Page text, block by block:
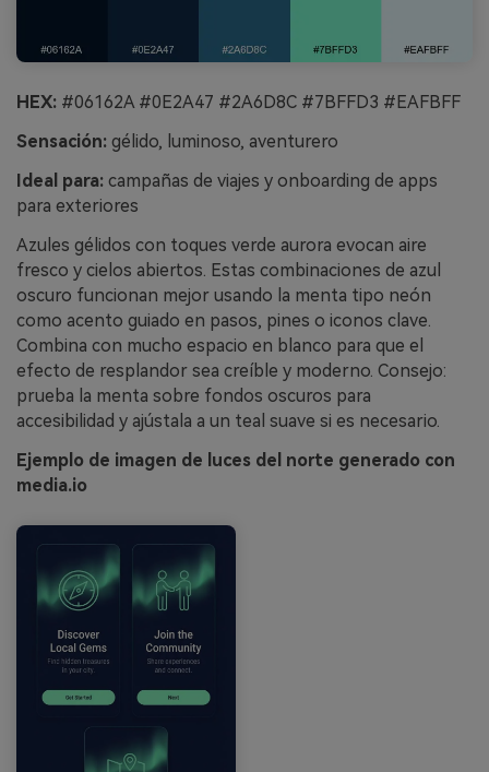
HEX: #06162A #0E2A47 #2A6D8C #7BFFD3 #EAFBFF
Sensación: gélido, luminoso, aventurero
Ideal para: campañas de viajes y onboarding de apps
para exteriores
Azules gélidos con toques verde aurora evocan aire
fresco y cielos abiertos. Estas combinaciones de azul
oscuro funcionan mejor usando la menta tipo neón
como acento guiado en pasos, pines o iconos clave.
Combina con mucho espacio en blanco para que el
efecto de resplandor sea creíble y moderno. Consejo:
prueba la menta sobre fondos oscuros para
accesibilidad y ajústala a un teal suave si es necesario.
Ejemplo de imagen de luces del norte generado con
media.io